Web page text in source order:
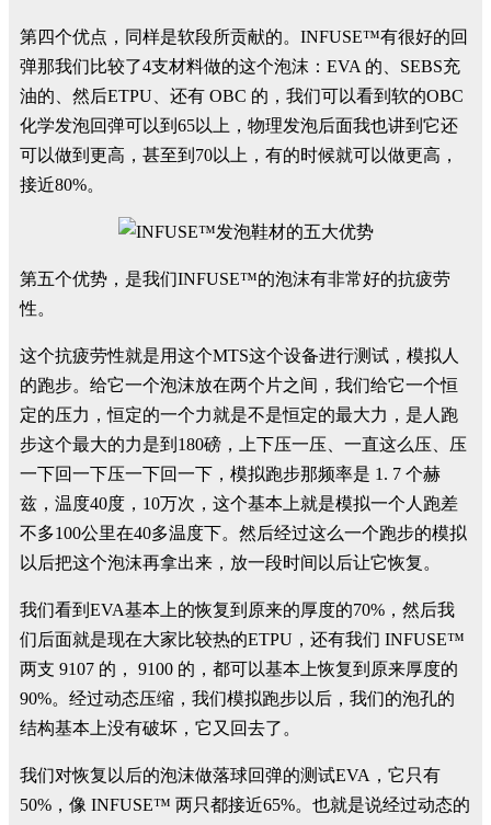
第四个优点，同样是软段所贡献的。INFUSE™有很好的回
弹那我们比较了4支材料做的这个泡沫：EVA 的、SEBS充
油的、然后ETPU、还有 OBC 的，我们可以看到软的OBC
化学发泡回弹可以到65以上，物理发泡后面我也讲到它还
可以做到更高，甚至到70以上，有的时候就可以做更高，
接近80%。
第五个优势，是我们INFUSE™的泡沫有非常好的抗疲劳
性。
这个抗疲劳性就是用这个MTS这个设备进行测试，模拟人
的跑步。给它一个泡沫放在两个片之间，我们给它一个恒
定的压力，恒定的一个力就是不是恒定的最大力，是人跑
步这个最大的力是到180磅，上下压一压、一直这么压、压
一下回一下压一下回一下，模拟跑步那频率是 1. 7 个赫
兹，温度40度，10万次，这个基本上就是模拟一个人跑差
不多100公里在40多温度下。然后经过这么一个跑步的模拟
以后把这个泡沫再拿出来，放一段时间以后让它恢复。
我们看到EVA基本上的恢复到原来的厚度的70%，然后我
们后面就是现在大家比较热的ETPU，还有我们 INFUSE™
两支 9107 的， 9100 的，都可以基本上恢复到原来厚度的
90%。经过动态压缩，我们模拟跑步以后，我们的泡孔的
结构基本上没有破坏，它又回去了。
我们对恢复以后的泡沫做落球回弹的测试EVA，它只有
50%，像 INFUSE™ 两只都接近65%。也就是说经过动态的